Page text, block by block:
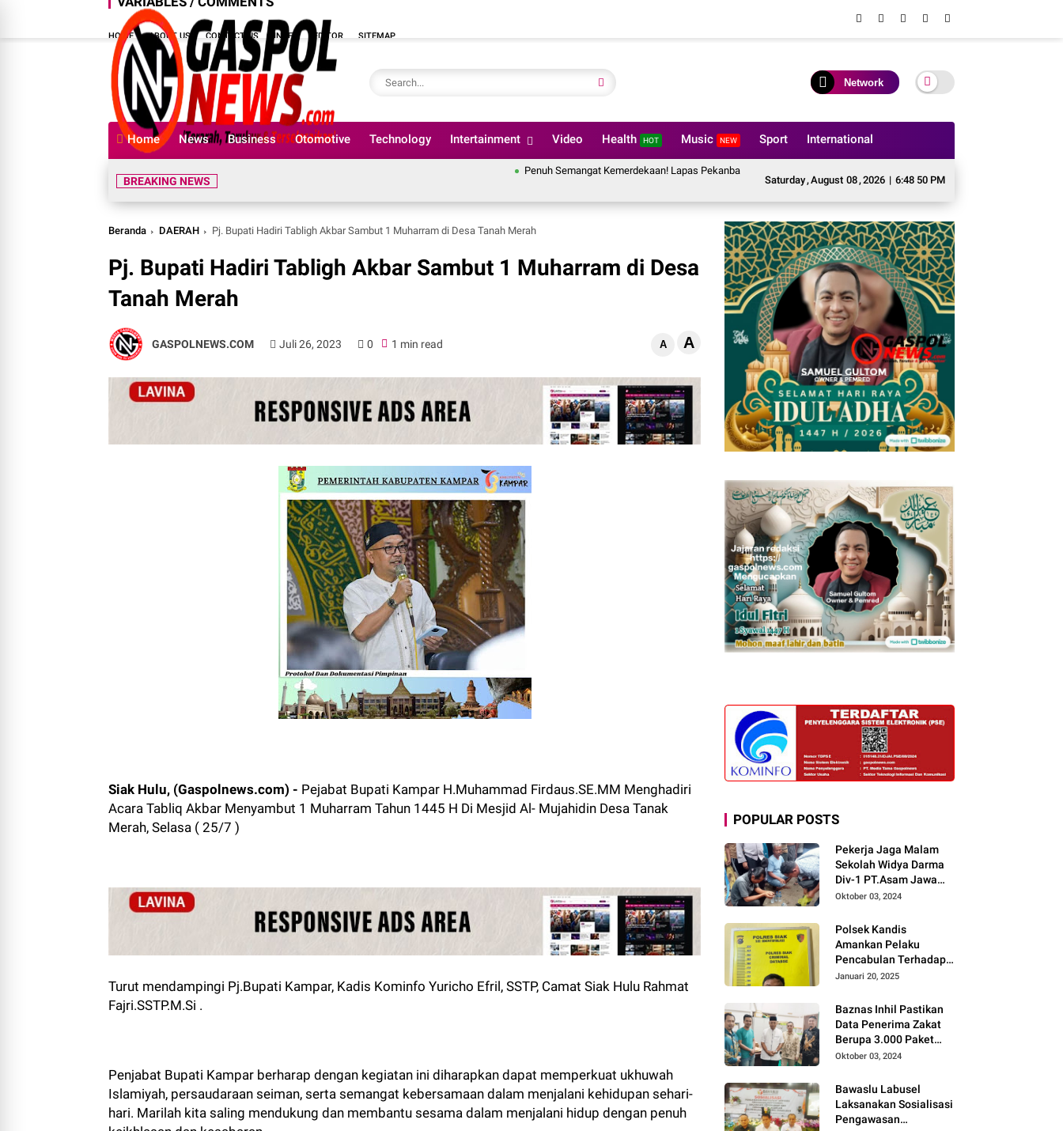
HOME ABOUT US CONTACT US INDEX EDITOR SITEMAP
Network
Home News Business Otomotive Technology Intertainment Video Health HOT Music NEW Sport International
Saturday,August 08,2026 | 6:48 51 PM
BREAKING NEWS
Penuh Semangat Kemerdekaan! Lapas Pekanbaru Ikuti Pembukaan Pekan Olahraga Ditjenpas Riau HUT RI ke-81
Beranda DAERAH Pj. Bupati Hadiri Tabligh Akbar Sambut 1 Muharram di Desa Tanah Merah
Pj. Bupati Hadiri Tabligh Akbar Sambut 1 Muharram di Desa
Tanah Merah
GASPOLNEWS.COM Juli 26, 2023 0 1 min read A A
Siak Hulu, (Gaspolnews.com) - Pejabat Bupati Kampar H.Muhammad Firdaus.SE.MM Menghadiri
Acara Tabliq Akbar Menyambut 1 Muharram Tahun 1445 H Di Mesjid Al- Mujahidin Desa Tanak
Merah, Selasa ( 25/7 )
Turut mendampingi Pj.Bupati Kampar, Kadis Kominfo Yuricho Efril, SSTP, Camat Siak Hulu Rahmat
Fajri.SSTP.M.Si .
Penjabat Bupati Kampar berharap dengan kegiatan ini diharapkan dapat memperkuat ukhuwah
Islamiyah, persaudaraan seiman, serta semangat kebersamaan dalam menjalani kehidupan sehari-
hari. Marilah kita saling mendukung dan membantu sesama dalam menjalani hidup dengan penuh
POPULAR POSTS
Pekerja Jaga Malam
Sekolah Widya Darma
Div-1 PT.Asam Jawa
Todongkan Senpi
Sumberjo
Oktober 03, 2024
Polsek Kandis
Amankan Pelaku
Pencabulan Terhadap
Dua Anak Kakak-
Gereja
Januari 20, 2025
Baznas Inhil Pastikan
Data Penerima Zakat
Berupa 3.000 Paket
Premium Boxs Sudah
Oktober 03, 2024
Bawaslu Labusel
Laksanakan Sosialisasi
Pengawasan